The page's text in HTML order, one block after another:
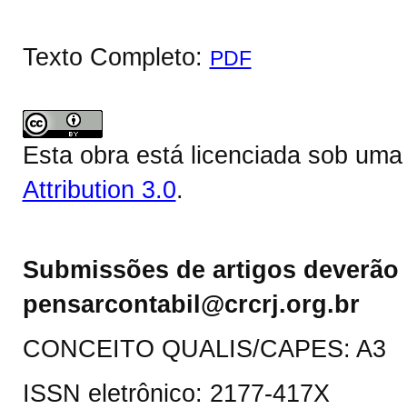
Texto Completo: PDF
Esta obra está licenciada sob
Attribution 3.0.
Submissões de artigos
pensarcontabil@crcrj.org.br
CONCEITO QUALIS/CAPES: A3
ISSN eletrônico: 2177-417X